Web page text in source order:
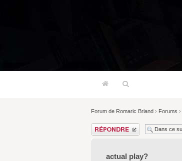
Forum de Romaric Briand › Forums ›
Répondre
actual play?